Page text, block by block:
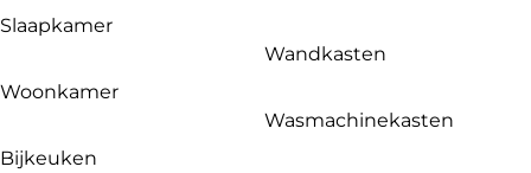
Slaapkamer
Woonkamer
Bijkeuken
Wandkasten
Wasmachinekasten